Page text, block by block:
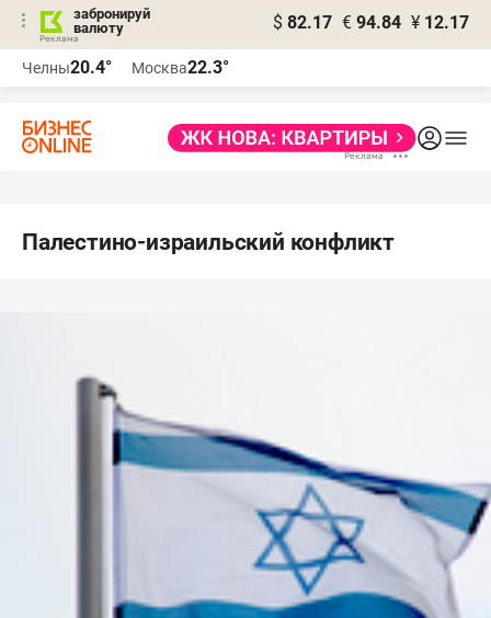
забронируй
валюту
$ 82.17 € 94.84 ¥ 12.17
Челны20.4° Москва22.3°
Палестино-израильский конфликт